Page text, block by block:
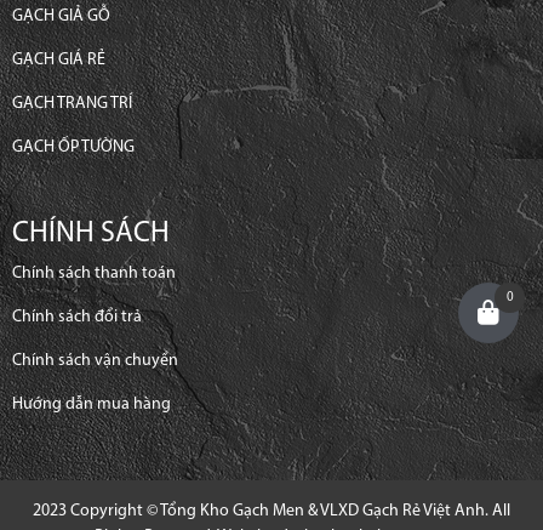
GẠCH GIẢ GỖ
GẠCH GIÁ RẺ
GẠCH TRANG TRÍ
GẠCH ỐP TƯỜNG
CHÍNH SÁCH
Chính sách thanh toán
Chính sách đổi trả
Chính sách vận chuyển
Hướng dẫn mua hàng
2023 Copyright © Tổng Kho Gạch Men & VLXD Gạch Rẻ Việt Anh. All
0